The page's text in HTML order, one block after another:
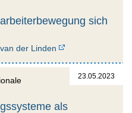
sich
der Linden
23.05.2023
als